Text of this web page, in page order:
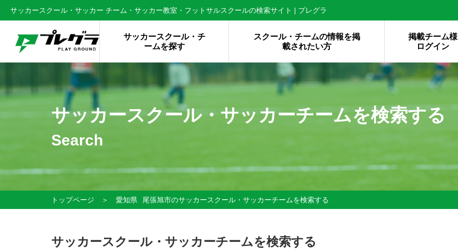
サッカースクール・サッカー チーム・サッカー教室・フットサルスクールの検索サイト | プレグラ
サッカースクール・チ
ームを探す
スクール・チームの情報を掲
載されたい方
掲載チーム様
ログイン
サッカースクール・サッカーチームを検索する
Search
トップページ ＞ 愛知県 尾張旭市のサッカースクール・サッカーチームを検索する
サッカースクール・サッカーチームを検索する